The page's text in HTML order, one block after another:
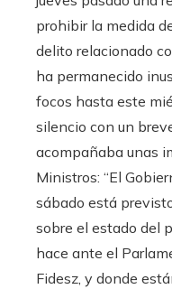
prohibir la medida
delito relacionado
ha permanecido
focos hasta este
silencio con un
acompañaba unas
Ministros: “El
sábado está
sobre el estado del
hace ante el
Fidesz, y donde